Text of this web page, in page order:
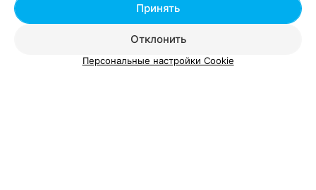
Добавить специалиста
Отклонить
Принять
Персональные настройки Cookie